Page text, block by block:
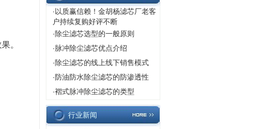
。
· 以质赢信赖！金胡杨滤芯厂老客
户持续复购好评不断
·除尘滤芯选型的一般原则
· 脉冲除尘滤芯优点介绍
·除尘滤芯的线上线下销售模式
·防油防水除尘滤芯的防渗透性
·褶式脉冲除尘滤芯的类型
行业新闻